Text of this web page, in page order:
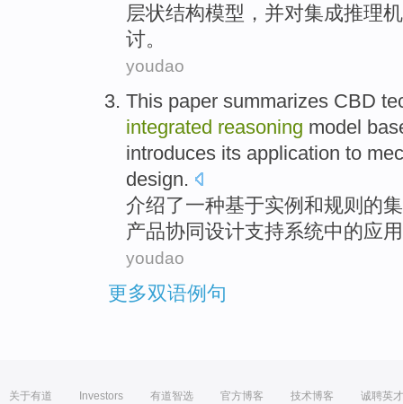
层状结构模型， 并对集成推理
讨。
youdao
This paper summarizes CBD
integrated reasoning model
introduces its application to
design.
介绍了一种基于实例 和规则的
产品协同设计支持系统中的应用
youdao
更多双语例句
关于有道 Investors 有道智选 官方博客 技术博客 诚聘英才